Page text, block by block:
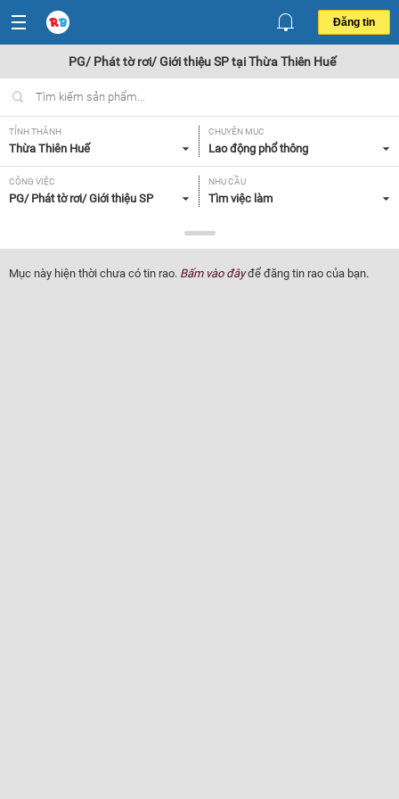
Đăng tin
PG/ Phát tờ rơi/ Giới thiệu SP tại Thừa Thiên Huế
TỈNH THÀNH
Thừa Thiên Huế
CHUYÊN MỤC
Lao động phổ thông
CÔNG VIỆC
PG/ Phát tờ rơi/ Giới thiệu SP
NHU CẦU
Tìm việc làm
Tất cả
Mục này hiện thời chưa có tin rao. Bấm vào đâyđể đăng tin rao của bạn.